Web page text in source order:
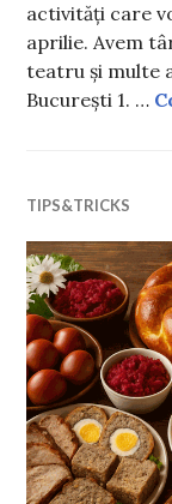
activități care
aprilie. Avem
teatru și multe
București 1. …
TIPS&TRICKS